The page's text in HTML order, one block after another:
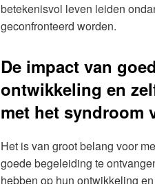
betekenisvol leven leiden
geconfronteerd worden.
De impact van
ontwikkeling en
met het syndroom
Het is van groot belang voor
goede begeleiding te
hebben op hun ontwikkeling